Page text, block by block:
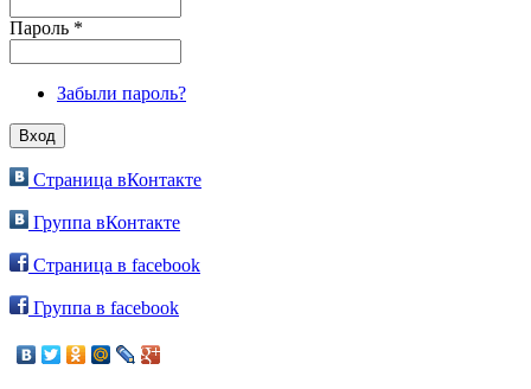
Пароль *
Забыли пароль?
Страница вКонтакте
Группа вКонтакте
Страница в facebook
Группа в facebook